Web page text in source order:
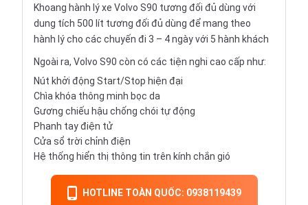
Khoang hành lý xe Volvo S90 tương đối đủ dùng với
dung tích 500 lít tương đối đủ dùng để mang theo
hành lý cho các chuyến đi 3 – 4 ngày với 5 hành khách
Ngoài ra, Volvo S90 còn có các tiện nghi cao cấp như:
Nút khởi động Start/Stop hiện đại
Chìa khóa thông minh bọc da
Gương chiếu hậu chống chói tự động
Phanh tay điện tử
Cửa sổ trời chỉnh điện
Hệ thống hiển thị thông tin trên kính chắn gió
HOTLINE TOÀN QUỐC: 0938119439